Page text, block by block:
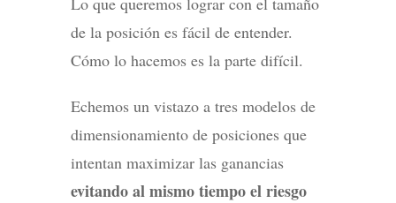
de la posición es fácil de entender.
Cómo lo hacemos es la parte difícil.
Echemos un vistazo a tres modelos de
dimensionamiento de posiciones que
intentan maximizar las ganancias
evitando al mismo tiempo el riesgo